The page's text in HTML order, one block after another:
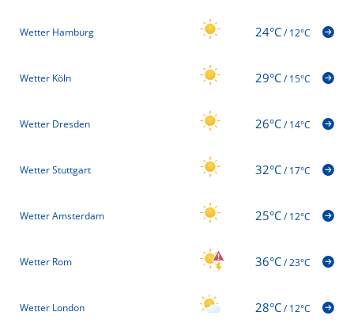
Wetter Hamburg 24°C/12°C
Wetter Köln 29°C/15°C
Wetter Dresden 26°C/14°C
Wetter Stuttgart 32°C/17°C
Wetter Amsterdam 25°C/12°C
Wetter Rom 36°C/23°C
Wetter London 28°C/12°C